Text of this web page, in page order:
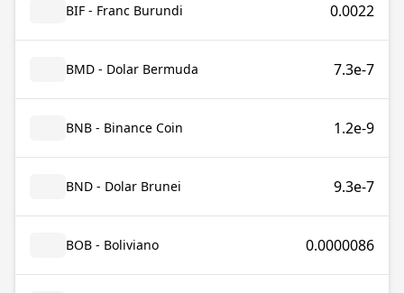
BIF - Franc Burundi 0.0022
BMD - Dolar Bermuda 7.3e-7
BNB - Binance Coin 1.2e-9
BND - Dolar Brunei 9.3e-7
BOB - Boliviano 0.0000086